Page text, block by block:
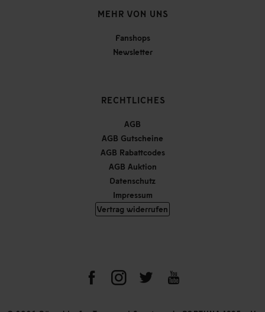
MEHR VON UNS
Fanshops
Newsletter
RECHTLICHES
AGB
AGB Gutscheine
AGB Rabattcodes
AGB Auktion
Datenschutz
Impressum
Vertrag widerrufen